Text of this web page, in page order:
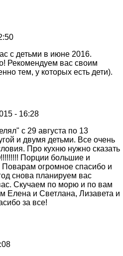
с детьми в июне 2016.
Рекомендуем вас своим
тем, у которых есть дети).
- 16:28
с 29 августа по 13
и двумя детьми. Все очень
Про кухню нужно сказать
Порции большие и
огромное спасибо и
снова планируем вас
Скучаем по морю и по вам
Елена и Светлана, Лизавета и
за все!